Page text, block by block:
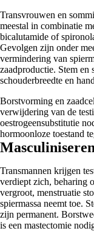
Transvrouwen en
meestal in combinatie
bicalutamide of
Gevolgen zijn onder
vermindering van
zaadproductie. Stem en
schouderbreedte en
Borstvorming en
verwijdering van de
oestrogeensubstitutie
hormoonloze toestand
Transmannen krijgen
verdiept zich, beharing
vergroot, menstruatie
spiermassa neemt toe.
zijn permanent.
is een mastectomie